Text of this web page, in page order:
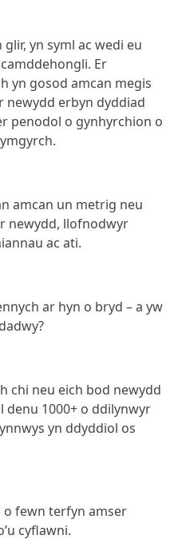
yn syml ac wedi eu
Er
yn gosod amcan megis
erbyn dyddiad
penodol o gynhyrchion o
amcan un metrig neu
newydd, llofnodwyr
ac ati.
ar hyn o bryd – a yw
chi neu eich bod newydd
denu 1000+ o ddilynwyr
yn ddyddiol os
o fewn terfyn amser
cyflawni.